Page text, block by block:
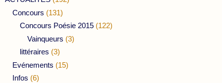
Concours (131)
Concours Poésie 2015 (122)
Vainqueurs (3)
littéraires (3)
Evénements (15)
Infos (6)